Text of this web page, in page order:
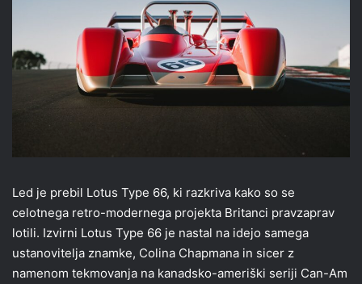
Led je prebil Lotus Type 66, ki razkriva kako so se
celotnega retro-modernega projekta Britanci pravzaprav
lotili. Izvirni Lotus Type 66 je nastal na idejo samega
ustanovitelja znamke, Colina Chapmana in sicer z
namenom tekmovanja na kanadsko-ameriški seriji Can-Am